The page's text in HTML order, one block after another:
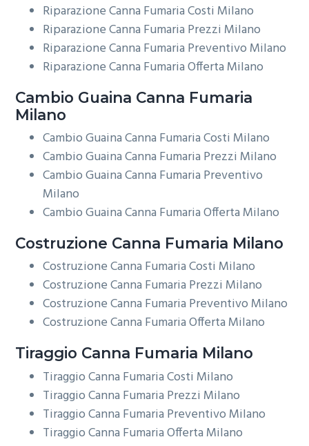
Riparazione Canna Fumaria Costi Milano
Riparazione Canna Fumaria Prezzi Milano
Riparazione Canna Fumaria Preventivo Milano
Riparazione Canna Fumaria Offerta Milano
Cambio Guaina Canna Fumaria
Milano
Cambio Guaina Canna Fumaria Costi Milano
Cambio Guaina Canna Fumaria Prezzi Milano
Cambio Guaina Canna Fumaria Preventivo
Milano
Cambio Guaina Canna Fumaria Offerta Milano
Costruzione Canna Fumaria Milano
Costruzione Canna Fumaria Costi Milano
Costruzione Canna Fumaria Prezzi Milano
Costruzione Canna Fumaria Preventivo Milano
Costruzione Canna Fumaria Offerta Milano
Tiraggio Canna Fumaria Milano
Tiraggio Canna Fumaria Costi Milano
Tiraggio Canna Fumaria Prezzi Milano
Tiraggio Canna Fumaria Preventivo Milano
Tiraggio Canna Fumaria Offerta Milano